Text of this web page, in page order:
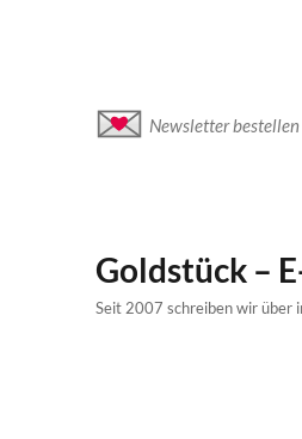
Newsletter bestellen
Goldstück –
Seit 2007 schreiben wir über